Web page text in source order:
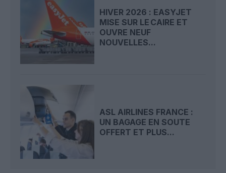
HIVER 2026 : EASYJET
MISE SUR LE CAIRE ET
OUVRE NEUF
NOUVELLES...
ASL AIRLINES FRANCE :
UN BAGAGE EN SOUTE
OFFERT ET PLUS...